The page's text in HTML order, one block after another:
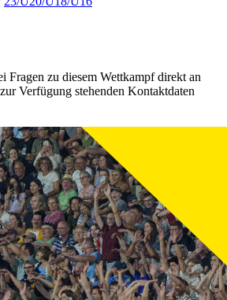
Fragen zu diesem Wettkampf direkt an
Verfügung stehenden Kontaktdaten